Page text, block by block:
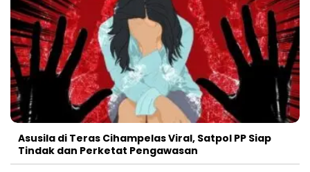
Asusila di Teras Cihampelas Viral, Satpol PP Siap
Tindak dan Perketat Pengawasan